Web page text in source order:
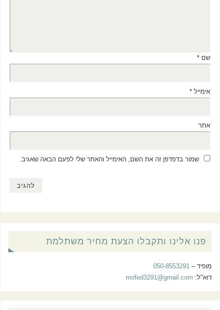
שם *
אימייל *
אתר
שמור בדפדפן זה את השם, האימייל והאתר שלי לפעם הבאה שאגיב.
פנו אלינו ותקבלו הצעת מחיר משתלמת
מופיד –050-8553291
דוא"ל: mofed3291@gmail.com